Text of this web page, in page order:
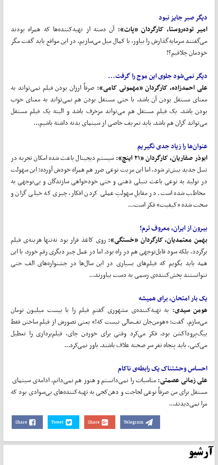
دیگر صبر جایز نبود
امیر تودهروستا، کارگردان «پات»: آن‌ دسته از تهیه‌کننده‌ها که همراه بودند
می‌گفتند سرمایه‌گذارش را بیاور، با کمال میل می‌سازیم. در این مواقع باید گفت مگر
خودمان چلاقیم؟!
دیگر نمی‌شود جلوی این موج را گرفت...
علی احمدزاده، کارگردان «مهمونی کامی»: صرفاً ارزان بودن فیلم نمی‌تواند به
معنای مستقل بودن آن باشد. یا حتی مستقل بودن هم نمی‌تواند به معنای خوب
بودن باشد. یک فیلم مستقل هم می‌تواند مزخرف باشد و البته یک فیلم مستقل
می‌تواند گران هم باشد. باید تعریف خاصی از سینمای بدنه داشته باشیم...
عنوان‌ها را زیاد جدی نگیریم
ابوذر صفاریان، کارگردان «٢١ اینچ»:
سیستم دیجیتال باعث شده امکان تجربه در
نسل جدید بیش‌تر شود، اما این مزیت نوعی ضرر هم همراه خودش آورده؛ این سهولت
در تولید به‌ نوعی باعث تنبلی ذهنی و حتی خودخواهی سازندگان و بی‌توجهی به
مخاطب شده است. در مقابلِ سهولتِ عملی‌ کردن افکار، چیزی که خیلی گران و
سخت شده «کیفیت» فکر است...
بیرون از ایران، معروف ترم!
بهمن معتمدیان، کارگردان «خستگی»: روی کاغذ قرار بود نه‌تنها هزینه‌ی فیلم
برگردد، بلکه سود قابل‌توجهی هم در راه بود. اما در عمل چیز دیگری رقم خورد. با این
همه باید بگویم که فیلم‌های بسیاری در این سال‌ها در جشنواره‌های الف حتی
نتوانستند پخش‌کننده‌ی رسمی به دست بیاورند...
یک بار امتحان، برای همیشه
هومن سیدی: به تهیه‌کننده‌ی مشهوری گفتم فیلم را با بیست میلیون تومان
می‌سازم. گفت: «هومن‌جان تف‌مالی نیست که!» یعنی تصورش از فیلم ساختن فقط
بیگ‌پروداکشن بود. فکر می‌کرد وقتی برای خوردن چای، فیلم‌برداری را تعطیل
می‌کنی، باید پنجاه نفر سر صحنه علاف باشند. باور نمی‌کرد...
احساس وحشتناک یک رابطه‌ی ناکام
علی زمانی عصمتی:مناسبات را نمی‌دانستم و هنوز هم نمی‌دانم. ادامه‌ی سینمای
مستقل برای من صرفاً نوعی لجاجت و دهن‌کجی به تهیه‌کننده‌های بی‌سوادی بود که
مرا نمی‌دیدند...
Share Tweet Share Telegram
آرشیو